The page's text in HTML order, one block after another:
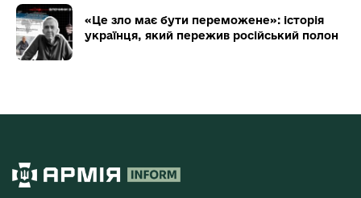
«Це зло має бути переможене»: історія
українця, який пережив російський полон